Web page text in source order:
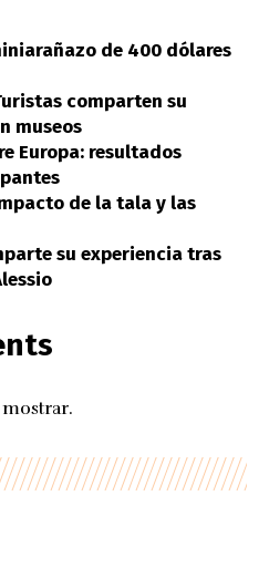
de 400 dólares
comparten su
museos
Europa: resultados
de la tala y las
su experiencia tras